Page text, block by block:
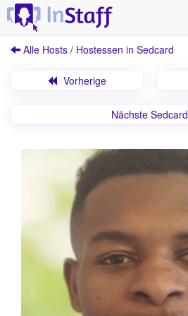
Alle Hosts / Hostessen in Sedcard
Vorherige
Nächste Sedcard